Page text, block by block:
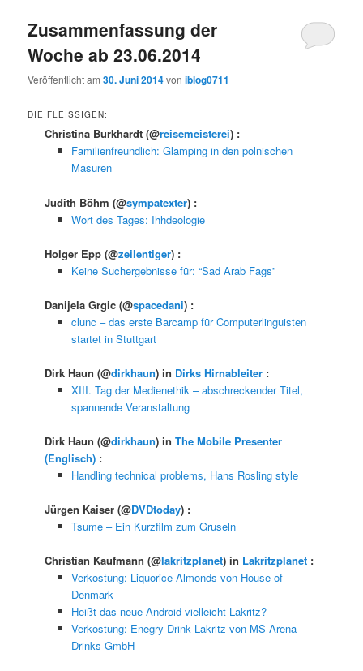
Zusammenfassung der
Woche ab 23.06.2014
Veröffentlicht am30. Juni 2014voniblog0711
DIE FLEISSIGEN:
Christina Burkhardt(@reisemeisterei) :
Familienfreundlich: Glamping in den polnischen
Masuren
Judith Böhm(@sympatexter) :
Wort des Tages: Ihhdeologie
Holger Epp(@zeilentiger) :
Keine Suchergebnisse für: “Sad Arab Fags”
Danijela Grgic(@spacedani) :
clunc – das erste Barcamp für Computerlinguisten
startet in Stuttgart
Dirk Haun(@dirkhaun) in Dirks Hirnableiter :
XIII. Tag der Medienethik – abschreckender Titel,
spannende Veranstaltung
Dirk Haun(@dirkhaun) inThe Mobile Presenter
(Englisch) :
Handling technical problems, Hans Rosling style
Jürgen Kaiser(@DVDtoday) :
Tsume – Ein Kurzfilm zum Gruseln
Christian Kaufmann(@lakritzplanet) in Lakritzplanet :
Verkostung: Liquorice Almonds von House of
Denmark
Heißt das neue Android vielleicht Lakritz?
Verkostung: Enegry Drink Lakritz von MS Arena-
Drinks GmbH